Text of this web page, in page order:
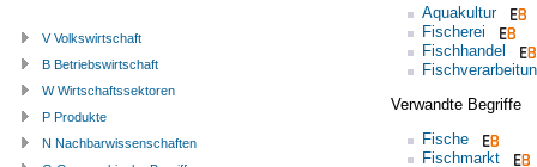
Aquakultur
Fischerei
Fischhandel
Verwandte Begriffe
Fische
Fischmarkt
V Volkswirtschaft
B Betriebswirtschaft
W Wirtschaftssektoren
P Produkte
N Nachbarwissenschaften